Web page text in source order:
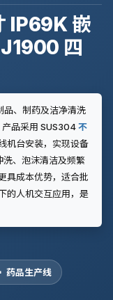
IP69K 嵌
四
品、制药及洁净清洗
品采用 SUS304不
机台安装，实现设备
洗、泡沫清洁及频繁
具成本优势，适合批
的人机交互应用，是
药品生产线